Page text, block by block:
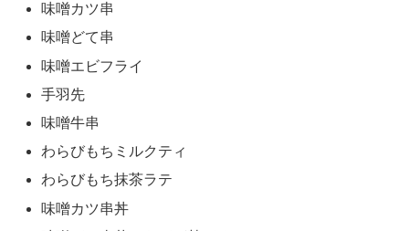
味噌カツ串
味噌どて串
味噌エビフライ
手羽先
味噌牛串
わらびもちミルクティ
わらびもち抹茶ラテ
味噌カツ串丼